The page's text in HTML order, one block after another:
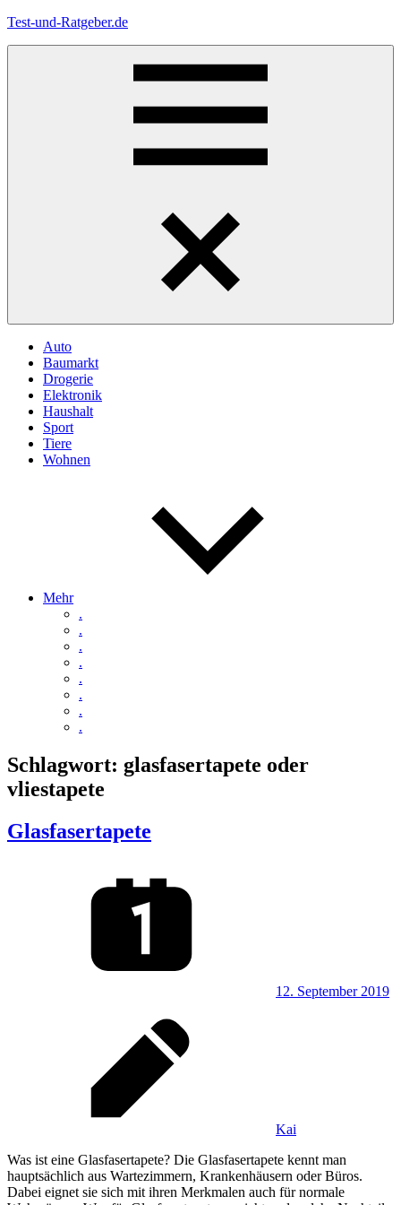
Zum
Test-und-Ratgeber.de
Auto
Baumarkt
Drogerie
Elektronik
Haushalt
Sport
Tiere
Wohnen
Mehr
.
.
.
.
.
.
.
.
Schlagwort: glasfasertapete oder
vliestapete
Glasfasertapete
12. September 2019
Kai
Was ist eine Glasfasertapete? Die Glasfasertapete kennt man
hauptsächlich aus Wartezimmern, Krankenhäusern oder Büros.
Dabei eignet sie sich mit ihren Merkmalen auch für normale